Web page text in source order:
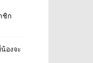
ชิก
องจะ